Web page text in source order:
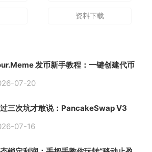
资料下载
发币新手教程：一键创建代币
07-20
三次坑才敢说：PancakeSwap V3
化07-16